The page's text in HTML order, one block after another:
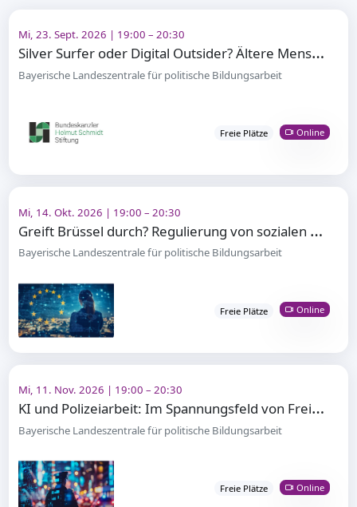
Mi, 23. Sept. 2026 | 19:00 – 20:30
S
ilver Surfer oder Digital Outsider? Ältere Menschen und digitale Teilhabe
Bayerische Landeszentrale für politische Bildungsarbeit
Freie Plätze Online
Mi, 14. Okt. 2026 | 19:00 – 20:30
G
reift Brüssel durch? Regulierung von sozialen Medien in der EU
Bayerische Landeszentrale für politische Bildungsarbeit
Freie Plätze Online
Mi, 11. Nov. 2026 | 19:00 – 20:30
K
I und Polizeiarbeit: Im Spannungsfeld von Freiheit und Sicherheit
Bayerische Landeszentrale für politische Bildungsarbeit
Freie Plätze Online